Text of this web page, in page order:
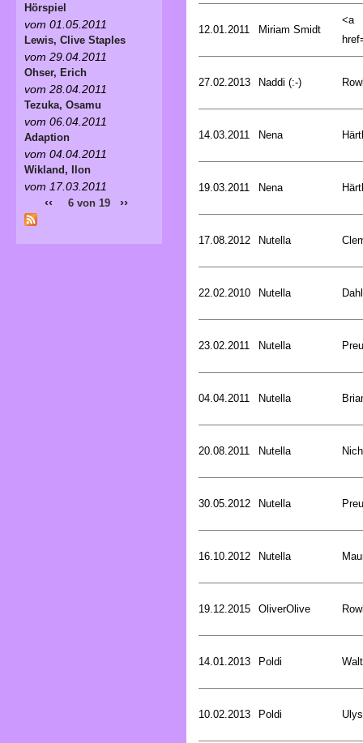
12.01.2011 Miriam Smidt
<a
27.02.2013 Naddi (:-)
14.03.2011 Nena
19.03.2011 Nena
17.08.2012 Nutella
22.02.2010 Nutella
23.02.2011 Nutella
04.04.2011 Nutella
20.08.2011 Nutella
30.05.2012 Nutella
16.10.2012 Nutella
19.12.2015 OliverOlive
14.01.2013 Poldi
10.02.2013 Poldi
Hörspiel
vom 01.05.2011
Lewis, Clive Staples
vom 29.04.2011
Ohser, Erich
vom 28.04.2011
Tezuka, Osamu
vom 06.04.2011
Adaption
vom 04.04.2011
Wikland, Ilon
vom 17.03.2011
‹‹ 6 von 19 ››